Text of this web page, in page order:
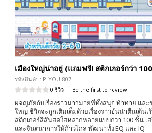
เมืองใหญ่น่าอยู่ (แถมฟรี! สติกเกอร์กว่า
รหัสสินค้า : P-YOU-807
0 รีวิว | Be the first to review
ผจญภัยกับเรื่องราวมากมายที่ทั้งสนุก ท้าทาย และ
ใหญ่ ชีวิตจะถูกเติมเต็มด้วยเรื่องราวอันน่าตื่นเต้นเ
สติกเกอร์สีสันสดใสหลากหลายแบบกว่า 100 ชิ้น เ
และจินตนาการให้ก้าวไกล พัฒนาทั้ง EQ และ IQ